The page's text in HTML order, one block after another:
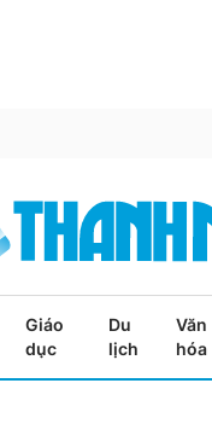
Giáo
dục
Du
lịch
Văn
hóa